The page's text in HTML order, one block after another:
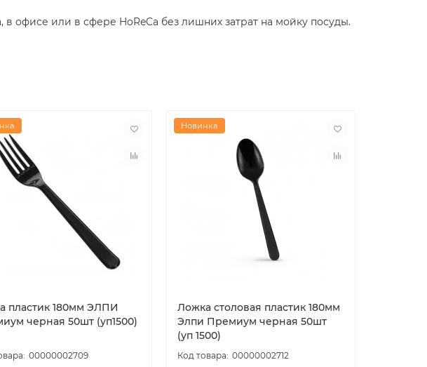
офисе или в сфере HoReCa без лишних затрат на мойку посуды.
пластик 180мм ЭЛПИ
черная 50шт (уп1500)
00000002709
Новинка
Ложка столовая пластик 180мм
Элпи Премиум черная 50шт
(уп 1500)
00000002712